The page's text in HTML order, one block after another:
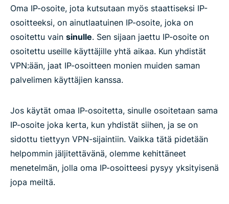
Oma IP-osoite, jota kutsutaan myös staattiseksi IP-
osoitteeksi, on ainutlaatuinen IP-osoite, joka on
osoitettu vain sinulle. Sen sijaan jaettu IP-osoite on
osoitettu useille käyttäjille yhtä aikaa. Kun yhdistät
VPN:ään, jaat IP-osoitteen monien muiden saman
palvelimen käyttäjien kanssa.
Jos käytät omaa IP-osoitetta, sinulle osoitetaan sama
IP-osoite joka kerta, kun yhdistät siihen, ja se on
sidottu tiettyyn VPN-sijaintiin. Vaikka tätä pidetään
helpommin jäljitettävänä, olemme kehittäneet
menetelmän, jolla oma IP-osoitteesi pysyy yksityisenä
jopa meiltä.